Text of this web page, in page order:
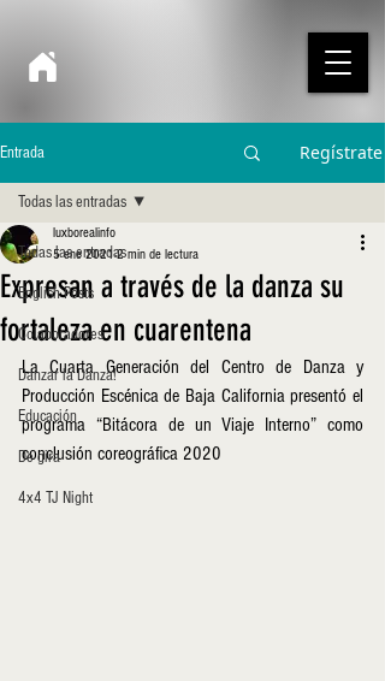
Entrada Regístrate
Todas las entradas
English Posts
Colaboradores
Danzar la Danza!
Educación
De gira
4x4 TJ Night
Todas las entradas
Expresan a través de la danza su
fortaleza en cuarentena
luxborealinfo
5 ene 20212 min de lectura
La Cuarta Generación del Centro de Danza y
Producción Escénica de Baja California presentó el
programa “Bitácora de un Viaje Interno” como
conclusión coreográfica 2020